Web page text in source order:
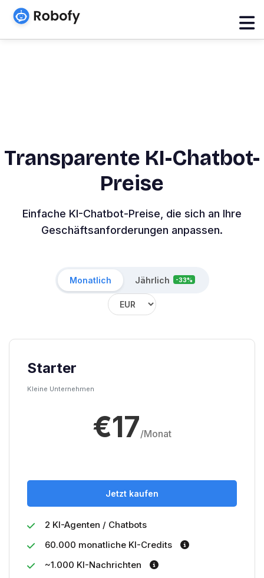
Transparente KI-Chatbot-
Preise
Einfache KI-Chatbot-Preise, die sich an Ihre
Geschäftsanforderungen anpassen.
Monatlich Jährlich -33%
Starter
Kleine Unternehmen
€17/Monat
Jetzt kaufen
2 KI-Agenten / Chatbots
60.000 monatliche KI-Credits
~1.000 KI-Nachrichten